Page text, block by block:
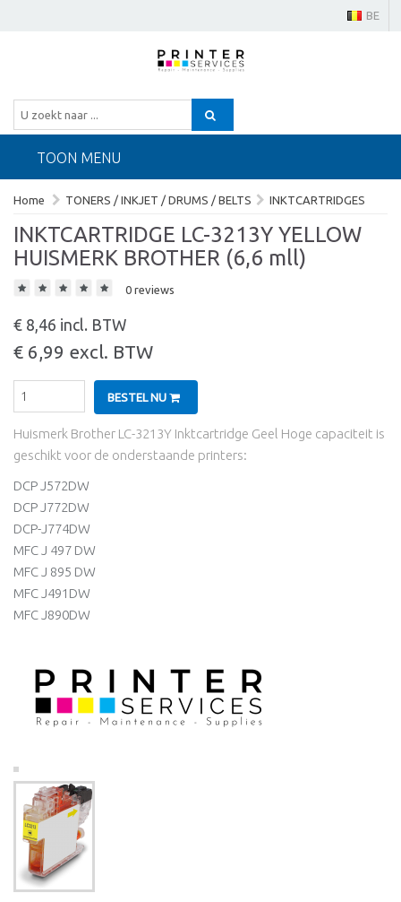
BE
TOON MENU
Home TONERS / INKJET / DRUMS / BELTS INKTCARTRIDGES
INKTCARTRIDGE LC-3213Y YELLOW
HUISMERK BROTHER (6,6 mll)
0 reviews
€ 8,46 incl. BTW
€ 6,99 excl. BTW
BESTEL NU
Huismerk Brother LC-3213Y Inktcartridge Geel Hoge capaciteit is
geschikt voor de onderstaande printers:
DCP J572DW
DCP J772DW
DCP-J774DW
MFC J 497 DW
MFC J 895 DW
MFC J491DW
MFC J890DW